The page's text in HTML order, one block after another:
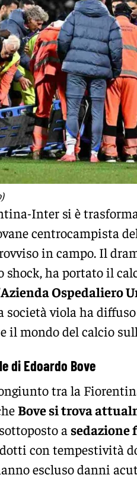
Inter si è
centrocampista
in campo. Il
ha portato il
Azienda Ospedaliero
società viola ha
il mondo del calcio
di Edoardo Bove
tra la
Bove si trova
a sedazione
con tempestività
escluso danni